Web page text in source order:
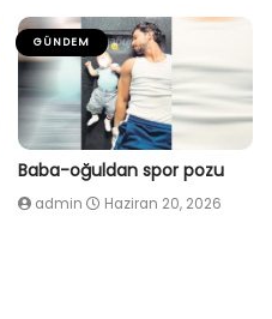
GÜNDEM
Baba-oğuldan spor pozu
admin Haziran 20, 2026